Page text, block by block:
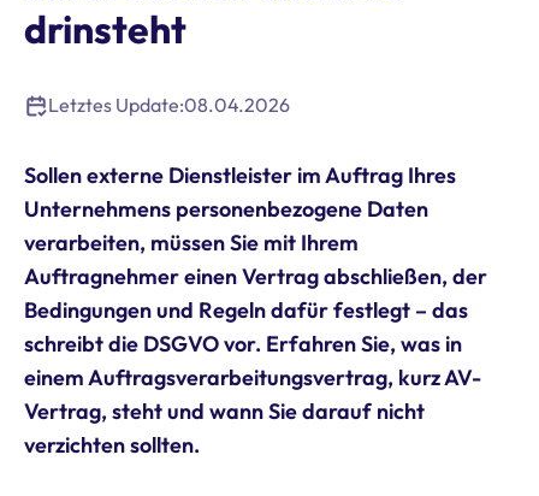
drinsteht
Letztes Update:08.04.2026
Sollen externe Dienstleister im Auftrag Ihres
Unternehmens personenbezogene Daten
verarbeiten, müssen Sie mit Ihrem
Auftragnehmer einen Vertrag abschließen, der
Bedingungen und Regeln dafür festlegt – das
schreibt die DSGVO vor. Erfahren Sie, was in
einem Auftragsverarbeitungsvertrag, kurz AV-
Vertrag, steht und wann Sie darauf nicht
verzichten sollten.